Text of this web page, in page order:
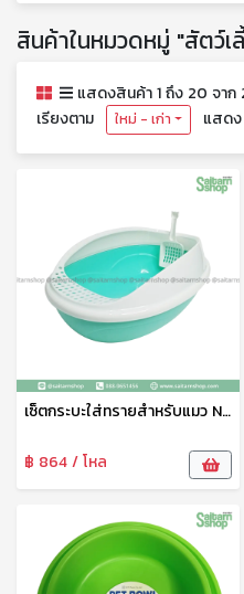
สินค้าในหมวดหมู่ "สัตว์
แสดงสินค้า 1 ถึง 20 จาก
เรียงตาม
ใหม่ - เก่า แสดง
เซ็ตกระบะใส่ทรายสำหรับแมว No.1802 SRT
฿ 864 / โหล